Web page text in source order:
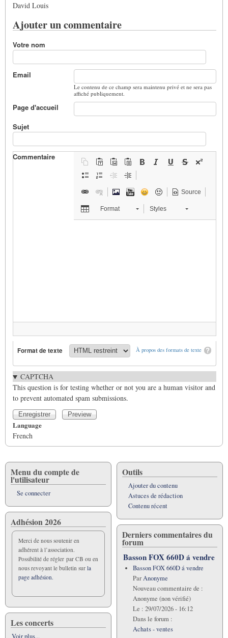
David Louis
Ajouter un commentaire
Votre nom
Email
Le contenu de ce champ sera maintenu privé et ne sera pas
affiché publiquement.
Page d'accueil
Sujet
Commentaire
Source
Format Styles
À propos des formats de texte
Format de texte
CAPTCHA
This question is for testing whether or not you are a human visitor and
to prevent automated spam submissions.
Language
French
Menu du compte de
l'utilisateur
Se connecter
Adhésion 2026
Merci de nous soutenir en
adhérent à l’association.
Possibilité de régler par CB ou en
nous revoyant le bulletin sur la
page adhésion.
Les concerts
Outils
Ajouter du contenu
Astuces de rédaction
Contenu récent
Derniers commentaires du
forum
Basson FOX 660D á vendre
Basson FOX 660D á vendre
ParAnonyme
Nouveau commentaire de :
Anonyme (non vérifié)
Le : 29/07/2026 - 16:12
Dans le forum :
Achats - ventes